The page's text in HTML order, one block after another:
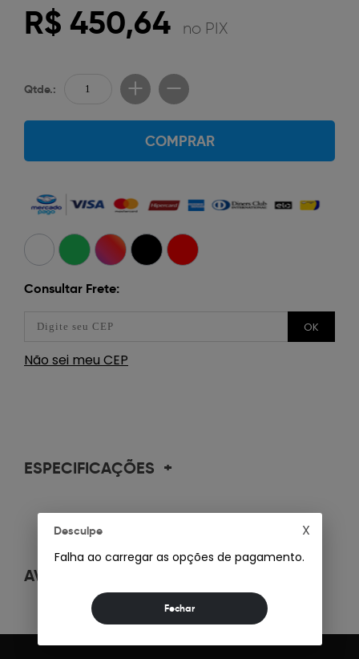
R$ 450,64 no PIX
Qtde.:
COMPRAR
Consultar Frete:
OK
Não sei meu CEP
ESPECIFICAÇÕES +
AVALIAÇÕES
Desculpe
Falha ao carregar as opções de pagamento.
X